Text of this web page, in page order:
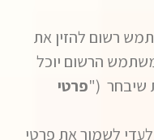
רשום להזין את
הרשום יוכל
שיבחר ("פרטי
לשמור את פרטי